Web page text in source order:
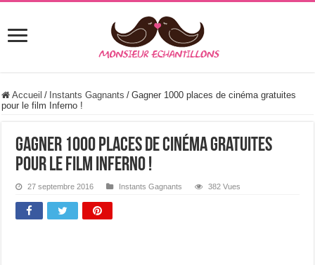
Accueil / Instants Gagnants / Gagner 1000 places de cinéma gratuites
pour le film Inferno !
Gagner 1000 places de cinéma gratuites
pour le film Inferno !
27 septembre 2016 Instants Gagnants 382 Vues